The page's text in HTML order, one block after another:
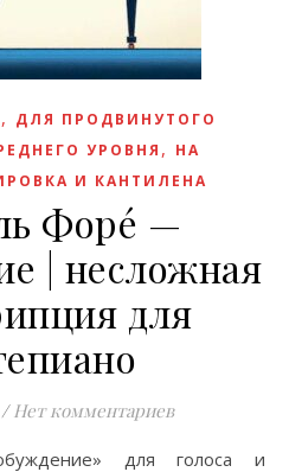
, ДЛЯ ПРОДВИНУТОГО
УРОВНЯ , НА
И КАНТИЛЕНА
Форé —
| несложная
для
/ Нет комментариев